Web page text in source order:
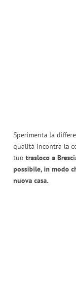
Sperimenta la
qualità incontra la
tuo trasloco a
possibile, in modo
nuova casa.